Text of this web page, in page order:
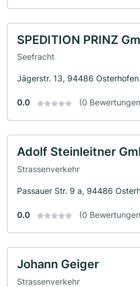
SPEDITION PRINZ
Seefracht
Jägerstr. 13, 94486 Osterhofen
0.0 (0
Adolf Steinleitner
Strassenverkehr
Passauer Str. 9 a, 94486
0.0 (0
Johann Geiger
Strassenverkehr